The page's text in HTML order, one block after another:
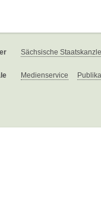
Sächsische
Medienservice